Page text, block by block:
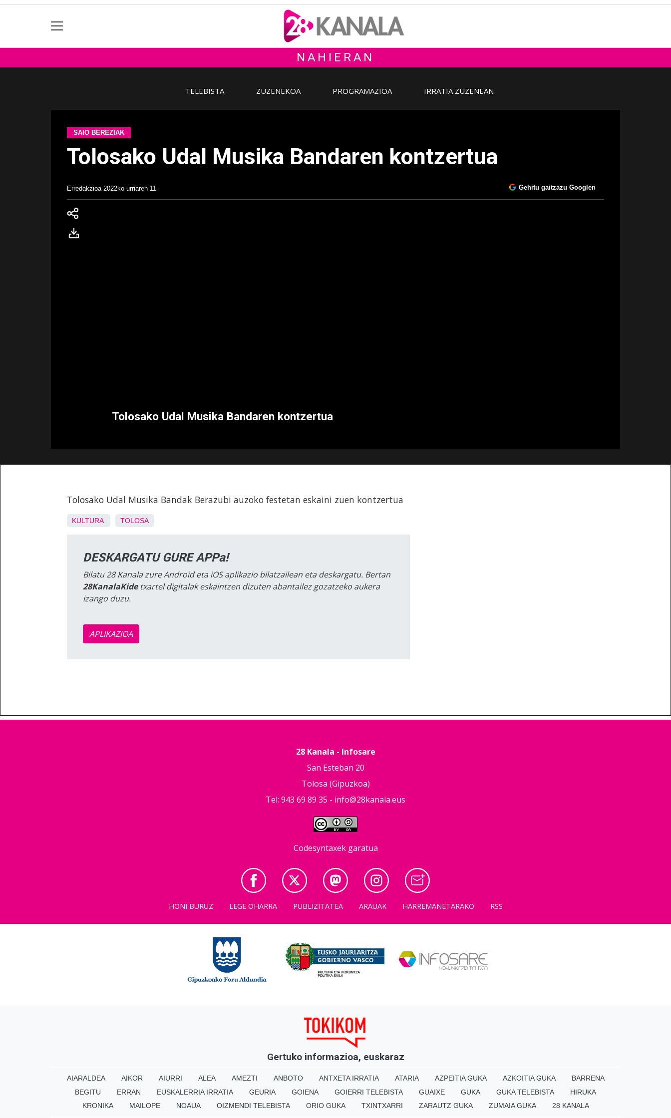
NAHIERAN
TELEBISTA ZUZENEKOA PROGRAMAZIOA IRRATIA ZUZENEAN
SAIO BEREZIAK
Tolosako Udal Musika Bandaren kontzertua
Erredakzioa 2022ko urriaren 11 Gehitu gaitzazu Googlen
Tolosako Udal Musika Bandaren kontzertua
Tolosako Udal Musika Bandak Berazubi auzoko festetan eskaini zuen kontzertua
KULTURA TOLOSA
DESKARGATU GURE APPa!
Bilatu 28 Kanala zure Android eta iOS aplikazio bilatzailean eta deskargatu. Bertan
28KanalaKidetxartel digitalak eskaintzen dizuten abantailez gozatzeko aukera
izango duzu.
APLIKAZIOA
28 Kanala - Infosare
San Esteban 20
Tolosa (Gipuzkoa)
Tel: 943 69 89 35 - info@28kanala.eus
Codesyntaxek garatua
HONI BURUZ LEGE OHARRA PUBLIZITATEA ARAUAK HARREMANETARAKO RSS
Gertuko informazioa, euskaraz
AIARALDEA AIKOR AIURRI ALEA AMEZTI ANBOTO ANTXETA IRRATIA ATARIA AZPEITIA GUKA AZKOITIA GUKA
BARRENA
BEGITU
ERRAN EUSKALERRIA IRRATIA GEURIA GOIENA GOIERRI TELEBISTA GUAIXE GUKA GUKA TELEBISTA
HIRUKA
KRONIKA
MAILOPE NOAUA OIZMENDI TELEBISTA ORIO GUKA TXINTXARRI ZARAUTZ GUKA ZUMAIA GUKA 28 KANALA